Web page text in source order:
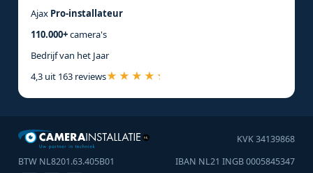
Ajax Pro-installateur
110.000+camera's
Bedrijf van het Jaar
4,3 uit 163 reviews
KVK 34139868
BTW NL8201.63.405B01
IBAN NL21 INGB 0005845347